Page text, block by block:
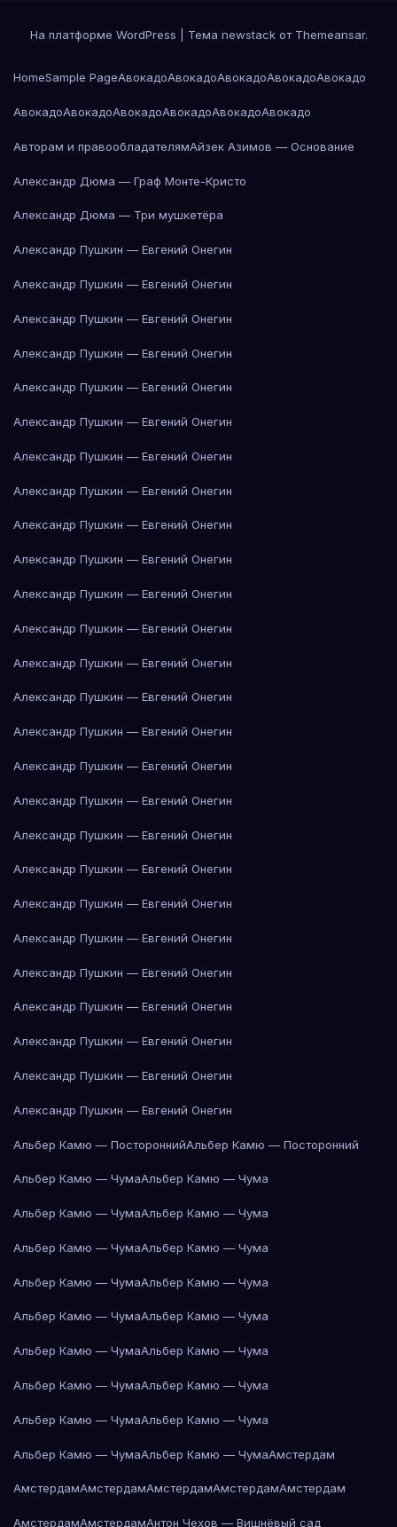
На платформе WordPress Тема newstack от Themeansar.
HomeSample PageАвокадоАвокадоАвокадоАвокадоАвокадо
АвокадоАвокадоАвокадоАвокадоАвокадоАвокадо
Авторам и правообладателямАйзек Азимов — Основание
Александр Дюма — Граф Монте-Кристо
Александр Дюма — Три мушкетёра
Александр Пушкин — Евгений Онегин
Александр Пушкин — Евгений Онегин
Александр Пушкин — Евгений Онегин
Александр Пушкин — Евгений Онегин
Александр Пушкин — Евгений Онегин
Александр Пушкин — Евгений Онегин
Александр Пушкин — Евгений Онегин
Александр Пушкин — Евгений Онегин
Александр Пушкин — Евгений Онегин
Александр Пушкин — Евгений Онегин
Александр Пушкин — Евгений Онегин
Александр Пушкин — Евгений Онегин
Александр Пушкин — Евгений Онегин
Александр Пушкин — Евгений Онегин
Александр Пушкин — Евгений Онегин
Александр Пушкин — Евгений Онегин
Александр Пушкин — Евгений Онегин
Александр Пушкин — Евгений Онегин
Александр Пушкин — Евгений Онегин
Александр Пушкин — Евгений Онегин
Александр Пушкин — Евгений Онегин
Александр Пушкин — Евгений Онегин
Александр Пушкин — Евгений Онегин
Александр Пушкин — Евгений Онегин
Александр Пушкин — Евгений Онегин
Александр Пушкин — Евгений Онегин
Альбер Камю — ПостороннийАльбер Камю — Посторонний
Альбер Камю — ЧумаАльбер Камю — Чума
Альбер Камю — ЧумаАльбер Камю — Чума
Альбер Камю — ЧумаАльбер Камю — Чума
Альбер Камю — ЧумаАльбер Камю — Чума
Альбер Камю — ЧумаАльбер Камю — Чума
Альбер Камю — ЧумаАльбер Камю — Чума
Альбер Камю — ЧумаАльбер Камю — Чума
Альбер Камю — ЧумаАльбер Камю — Чума
Альбер Камю — ЧумаАльбер Камю — ЧумаАмстердам
АмстердамАмстердамАмстердамАмстердамАмстердам
АмстердамАмстердамАнтон Чехов — Вишнёвый сад